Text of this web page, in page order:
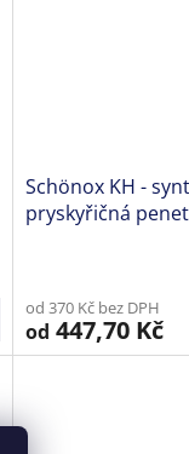
Schönox KH -
pryskyřičná
produktu
je
5,0
hvězdiček.
od 370 Kč bez DPH
od 447,70 Kč